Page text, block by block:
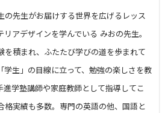
の先生がお届けする世界を広げるレッス
アデザインを学んでいる みおの先生。
を積まれ、ふたたび学びの道を歩まれて
学生」の目線に立って、勉強の楽しさを教
学塾講師や家庭教師として指導してこ
格実績も多数。専門の英語の他、国語と